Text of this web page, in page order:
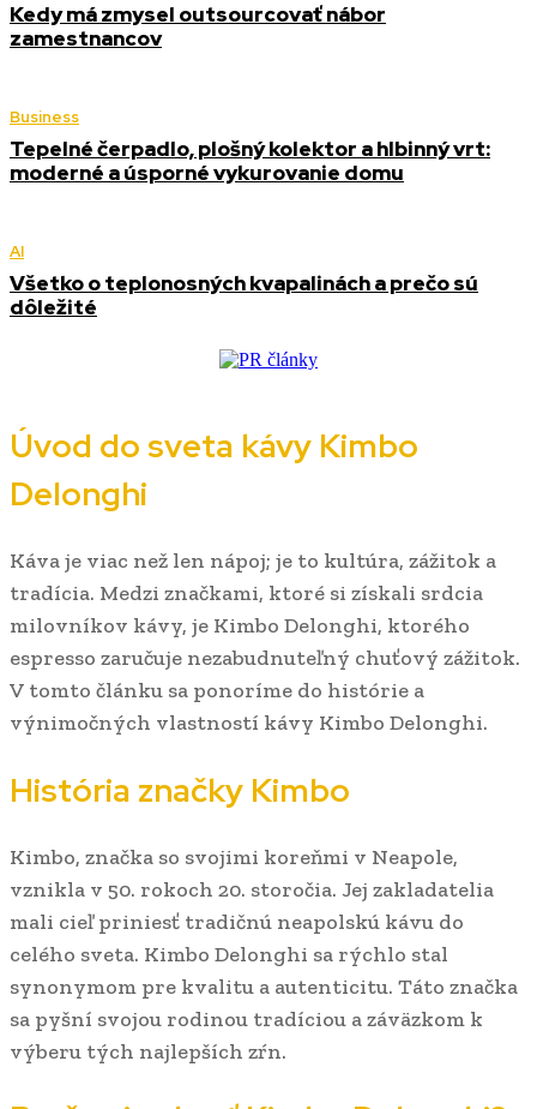
Kedy má zmysel outsourcovať nábor
zamestnancov
Business
Tepelné čerpadlo, plošný kolektor a hlbinný vrt:
moderné a úsporné vykurovanie domu
AI
Všetko o teplonosných kvapalinách a prečo sú
dôležité
Úvod do sveta kávy Kimbo
Delonghi
Káva je viac než len nápoj; je to kultúra, zážitok a
tradícia. Medzi značkami, ktoré si získali srdcia
milovníkov kávy, je Kimbo Delonghi, ktorého
espresso zaručuje nezabudnuteľný chuťový zážitok.
V tomto článku sa ponoríme do histórie a
výnimočných vlastností kávy Kimbo Delonghi.
História značky Kimbo
Kimbo, značka so svojimi koreňmi v Neapole,
vznikla v 50. rokoch 20. storočia. Jej zakladatelia
mali cieľ priniesť tradičnú neapolskú kávu do
celého sveta. Kimbo Delonghi sa rýchlo stal
synonymom pre kvalitu a autenticitu. Táto značka
sa pyšní svojou rodinou tradíciou a záväzkom k
výberu tých najlepších zŕn.